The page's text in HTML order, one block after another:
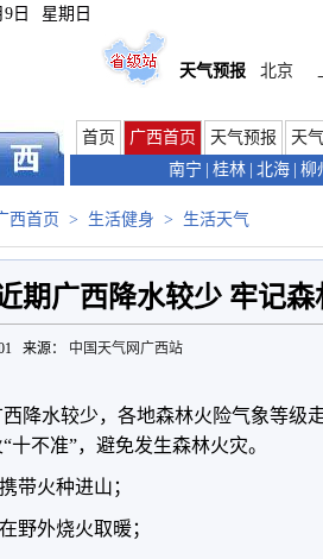
日 星期日
天气预报 北京
首页 广西首页 天气预报
天
南宁
桂林 北海 柳
西首页 > 生活健身 > 生活天气
期广西降水较少 牢记
来源： 中国天气网广西站
降水较少，各地森林火险气象等级
十不准”，避免发生森林火灾。
带火种进山；
野外烧火取暖；